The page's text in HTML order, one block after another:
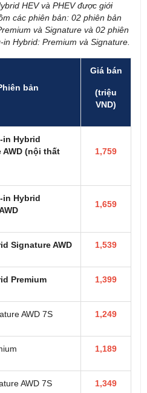
HEV và PHEV được giới
các phiên bản: 02 phiên bản
và Signature và 02 phiên
Hybrid: Premium và Signature.
bản
Giá bán
(triệu
VND)
in Hybrid
AWD (nội thất
1,759
in Hybrid
1,659
Signature AWD 1,539
Premium 1,399
AWD 7S 1,249
1,189
AWD 7S 1,349